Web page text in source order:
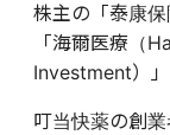
株主の「泰康
「海爾医療（
Investment）」
叮当快薬の創